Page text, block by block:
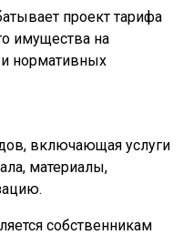
проект тарифа
имущества на
и нормативных
включающая услуги
материалы,
собственникам